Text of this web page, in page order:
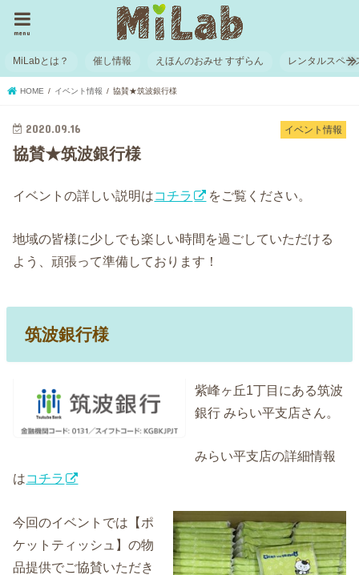
menu
MiLabとは？ 催し情報 えほんのおみせ すずらん レンタルスペー
HOME イベント情報 協賛★筑波銀行様
イベント情報
2020.09.16
協賛★筑波銀行様
イベントの詳しい説明はコチラ をご覧ください。
地域の皆様に少しでも楽しい時間を過ごしていただける
よう、頑張って準備しております！
筑波銀行様
紫峰ヶ丘1丁目にある筑波
銀行 みらい平支店さん。
みらい平支店の詳細情報
はコチラ
今回のイベントでは【ポ
ケットティッシュ】の物
品提供でご協賛いただき